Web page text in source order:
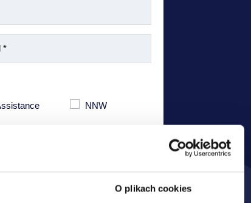
O plikach cookies
NNW